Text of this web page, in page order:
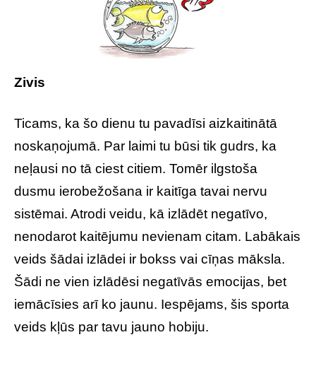
Zivis
Ticams, ka šo dienu tu pavadīsi aizkaitinātā
noskaņojumā. Par laimi tu būsi tik gudrs, ka
neļausi no tā ciest citiem. Tomēr ilgstoša
dusmu ierobežošana ir kaitīga tavai nervu
sistēmai. Atrodi veidu, kā izlādēt negatīvo,
nenodarot kaitējumu nevienam citam. Labākais
veids šādai izlādei ir bokss vai cīņas māksla.
Šādi ne vien izlādēsi negatīvās emocijas, bet
iemācīsies arī ko jaunu. Iespējams, šis sporta
veids kļūs par tavu jauno hobiju.